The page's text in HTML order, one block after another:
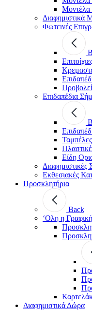
Διαφημιστικά
Φωτεινές
Επιδαπέδια
Είδη
Διαφημιστικές
Εκθεσιακές
Προσκλητήρια
Back
‘Ολη η
Διαφημιστικά Δώρα